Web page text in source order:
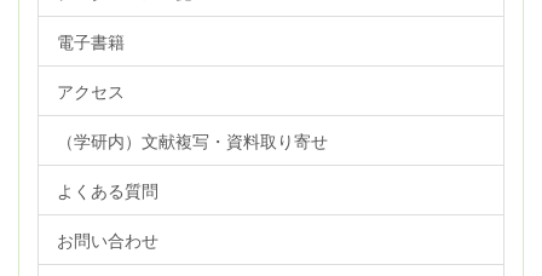
電子書籍
アクセス
（学研内）文献複写・資料取り寄せ
よくある質問
お問い合わせ